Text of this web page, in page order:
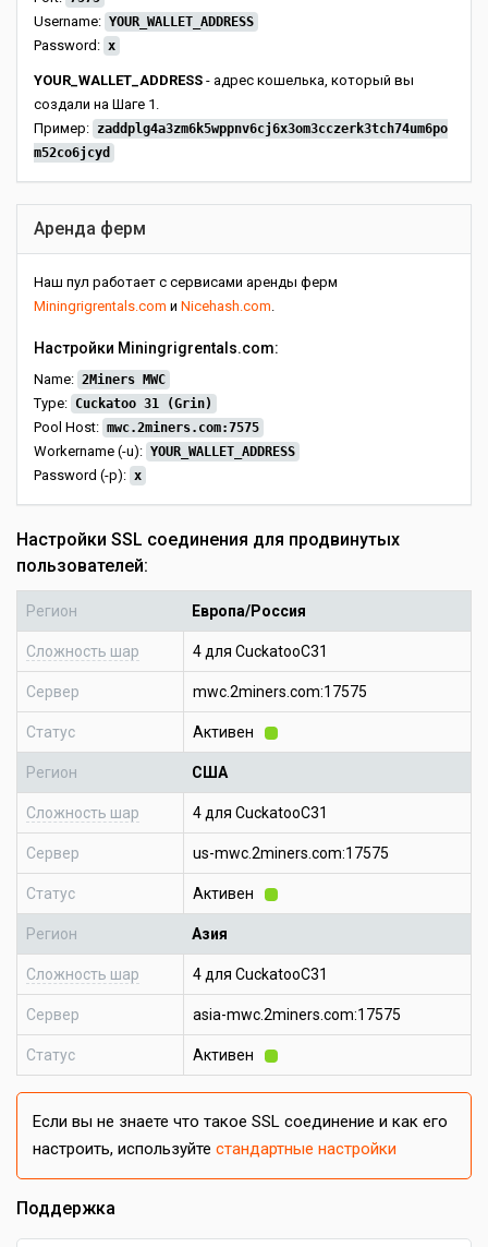
Username: YOUR_WALLET_ADDRESS
Password: x
YOUR_WALLET_ADDRESS - адрес кошелька, который вы
создали на Шаге 1.
Пример: zaddplg4a3zm6k5wppnv6cj6x3om3cczerk3tch74um6po
m52co6jcyd
Аренда ферм
Наш пул работает с сервисами аренды ферм
Miningrigrentals.com и Nicehash.com.
Настройки Miningrigrentals.com:
Name: 2Miners MWC
Type: Cuckatoo 31 (Grin)
Pool Host: mwc.2miners.com:7575
Workername (-u): YOUR_WALLET_ADDRESS
Password (-p): x
Настройки SSL соединения для продвинутых
пользователей:
Регион Европа/Россия
Сложность шар 4 для CuckatooC31
Сервер mwc.2miners.com:17575
Статус Активен
Регион США
Сложность шар 4 для CuckatooC31
Сервер us-mwc.2miners.com:17575
Статус Активен
Регион Азия
Сложность шар 4 для CuckatooC31
Сервер asia-mwc.2miners.com:17575
Статус Активен
Если вы не знаете что такое SSL соединение и как его
настроить, используйте стандартные настройки
Поддержка